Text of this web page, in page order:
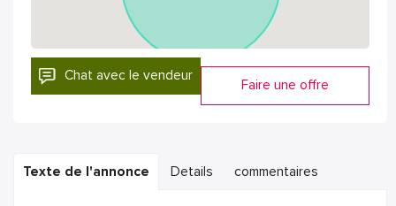
Chat avec le vendeur
Faire une offre
Texte de l'annonce Details commentaires